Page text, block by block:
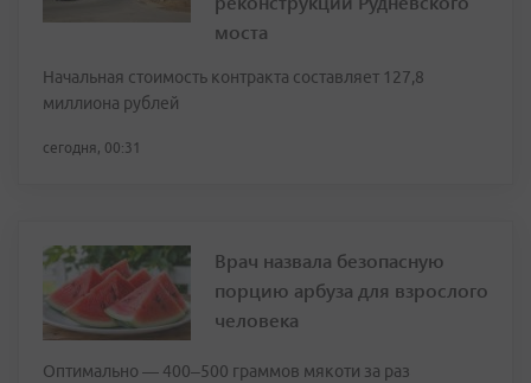
моста
Начальная стоимость контракта составляет 127,8
миллиона рублей
сегодня, 00:31
Врач назвала безопасную
порцию арбуза для взрослого
человека
Оптимально — 400–500 граммов мякоти за раз